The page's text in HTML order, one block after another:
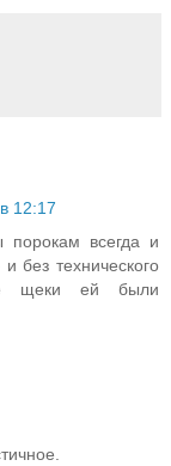
12:17
всегда и
без технического
щеки ей были